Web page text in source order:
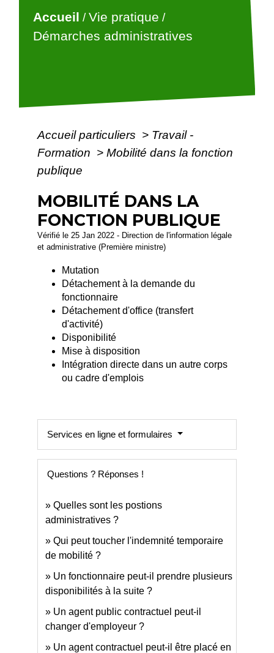
Accueil /Vie pratique /
Démarches administratives
Accueil particuliers > Travail -
Formation > Mobilité dans la fonction
publique
MOBILITÉ DANS LA
FONCTION PUBLIQUE
Vérifié le 25 Jan 2022 - Direction de l'information légale
et administrative (Première ministre)
Mutation
Détachement à la demande du
fonctionnaire
Détachement d'office (transfert
d'activité)
Disponibilité
Mise à disposition
Intégration directe dans un autre corps
ou cadre d'emplois
Services en ligne et formulaires
Questions ? Réponses !
Quelles sont les postions
administratives ?
Qui peut toucher l'indemnité temporaire
de mobilité ?
Un fonctionnaire peut-il prendre plusieurs
disponibilités à la suite ?
Un agent public contractuel peut-il
changer d'employeur ?
Un agent contractuel peut-il être placé en